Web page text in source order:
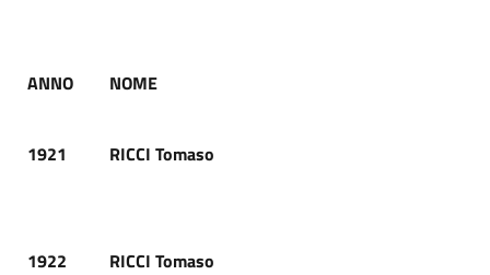
ANNO NOME
1921 RICCI Tomaso
1922 RICCI Tomaso